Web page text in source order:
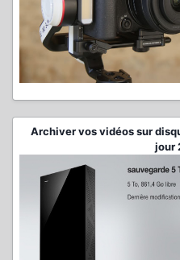
Archiver vos vidéos sur
jour